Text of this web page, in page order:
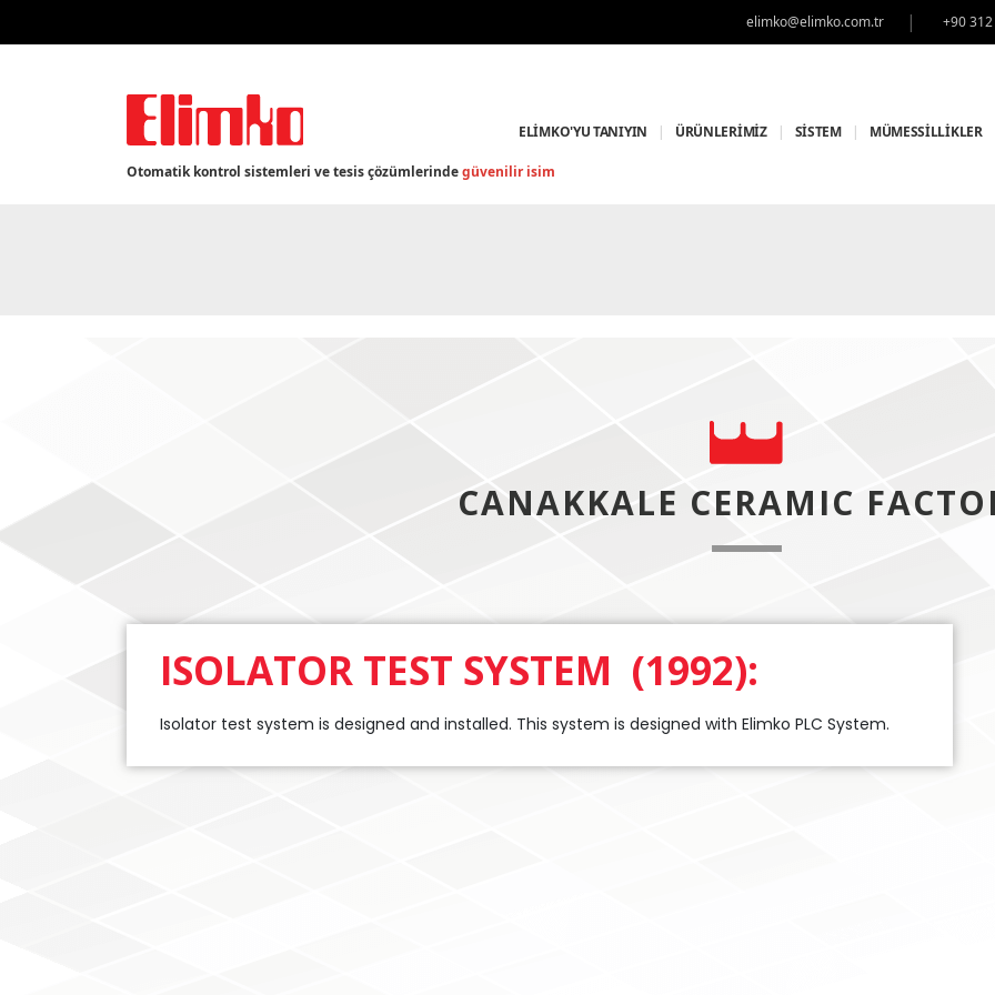
elimko@elimko.com.tr | +90
ELİMKO'YU TANIYIN | ÜRÜNLERİMİZ | SİSTEM | MÜMESSİLLİKLER
Otomatik kontrol sistemleri ve tesis çözümlerindegüvenilir isim
CANAKKALE CERAMIC
ISOLATOR TEST SYSTEM (1992):
Isolator test system is designed and installed. This system is designed with Elimko PLC System.